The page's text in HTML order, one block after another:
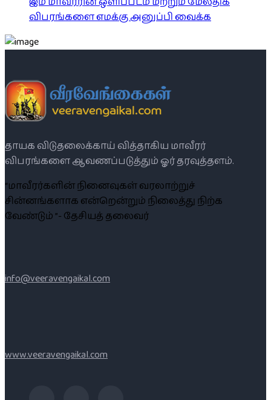
விபரங்களை எமக்கு அனுப்பி வைக்க
தாயக விடுதலைக்காய் வித்தாகிய மாவீரர்
விபரங்களை ஆவணப்படுத்தும் ஓர் தரவுத்தளம்.
“மாவீரர்களின் நினைவுகள் வரலாற்றுச்
சின்னங்களாக என்றென்றும் நிலைத்து நிற்க
வேண்டும் ”- தேசியத் தலைவர்
info@veeravengaikal.com
www.veeravengaikal.com